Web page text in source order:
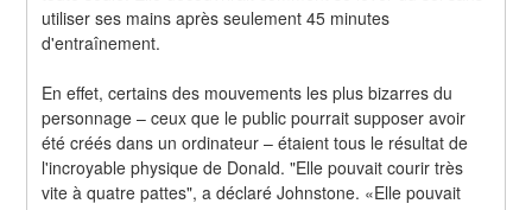
utiliser ses mains après seulement 45 minutes
d'entraînement.
En effet, certains des mouvements les plus bizarres du
personnage – ceux que le public pourrait supposer avoir
été créés dans un ordinateur – étaient tous le résultat de
l'incroyable physique de Donald. "Elle pouvait courir très
vite à quatre pattes", a déclaré Johnstone. «Elle pouvait